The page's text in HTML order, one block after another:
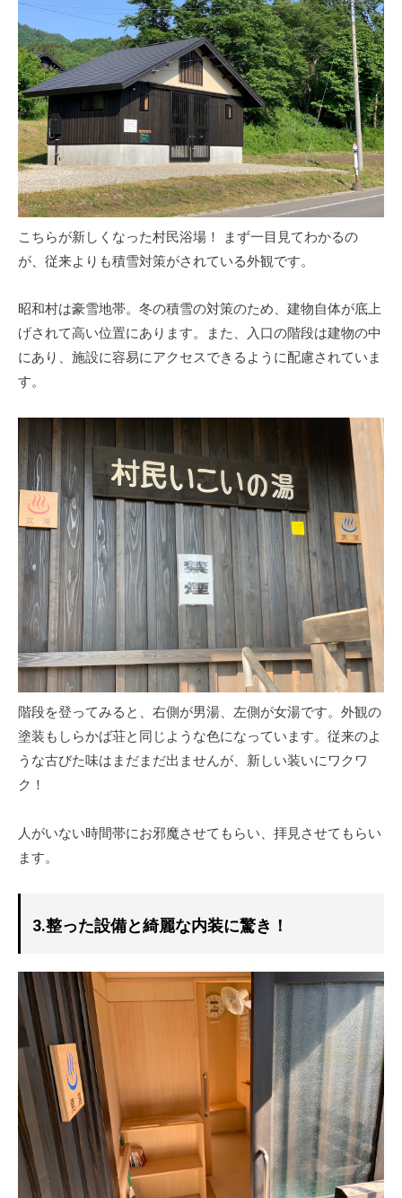
こちらが新しくなった村民浴場！ まず一目見てわかるの
が、従来よりも積雪対策がされている外観です。
昭和村は豪雪地帯。冬の積雪の対策のため、建物自体が底上
げされて高い位置にあります。また、入口の階段は建物の中
にあり、施設に容易にアクセスできるように配慮されていま
す。
階段を登ってみると、右側が男湯、左側が女湯です。外観の
塗装もしらかば荘と同じような色になっています。従来のよ
うな古びた味はまだまだ出ませんが、新しい装いにワクワ
ク！
人がいない時間帯にお邪魔させてもらい、拝見させてもらい
ます。
3.整った設備と綺麗な内装に驚き！